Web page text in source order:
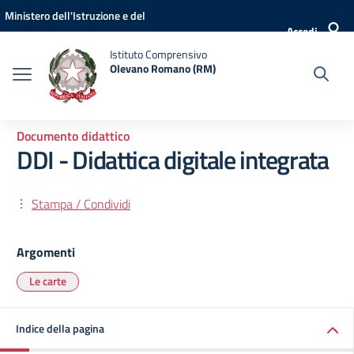
Vai ai contenuti
Vai al menu di navigazione
Vai al footer
Ministero dell'Istruzione e del
Accedi
Istituto Comprensivo
Olevano Romano (RM)
Documento didattico
DDI - Didattica digitale integrata
Stampa / Condividi
Argomenti
Le carte
Indice della pagina